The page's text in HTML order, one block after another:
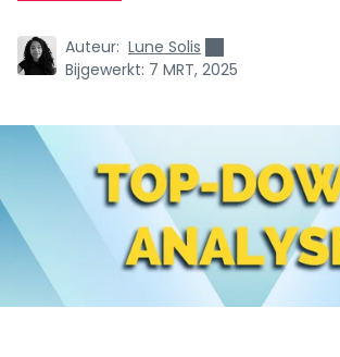
Auteur: Lune Solis
Bijgewerkt: 7 MRT, 2025